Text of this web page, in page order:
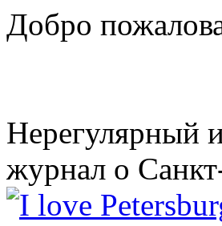
Добро
Нерегулярный
журнал о